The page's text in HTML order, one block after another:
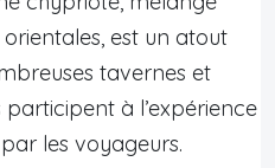
est un atout
tavernes et
à l’expérience
les voyageurs.